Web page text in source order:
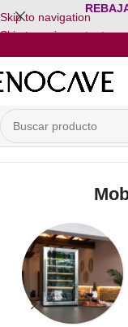
Skip to navigation
Skip to main content
Inicio/Mobiliario para